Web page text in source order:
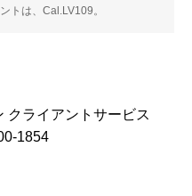
トは、Cal.LV109。
クライアントサービス
1854